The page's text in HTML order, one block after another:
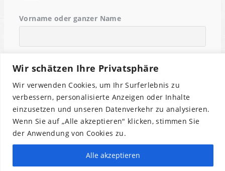
Wir schätzen Ihre Privatsphäre
Wir verwenden Cookies, um Ihr Surferlebnis zu
verbessern, personalisierte Anzeigen oder Inhalte
einzusetzen und unseren Datenverkehr zu analysieren.
Wenn Sie auf „Alle akzeptieren" klicken, stimmen Sie
der Anwendung von Cookies zu.
Alle akzeptieren
Vorname oder ganzer Name
Indem Du fortfährst, akzeptierst Du unsere
Datenschutzerklärung.